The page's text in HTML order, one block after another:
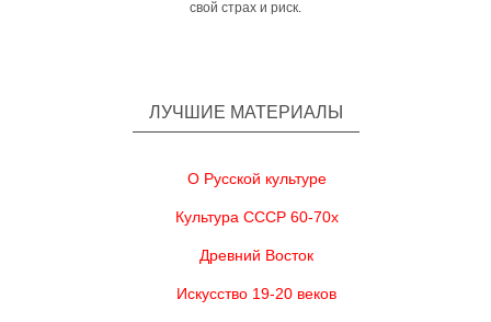
свой страх и риск.
ЛУЧШИЕ МАТЕРИАЛЫ
О Русской культуре
Культура СССР 60-70х
Древний Восток
Искусство 19-20 веков